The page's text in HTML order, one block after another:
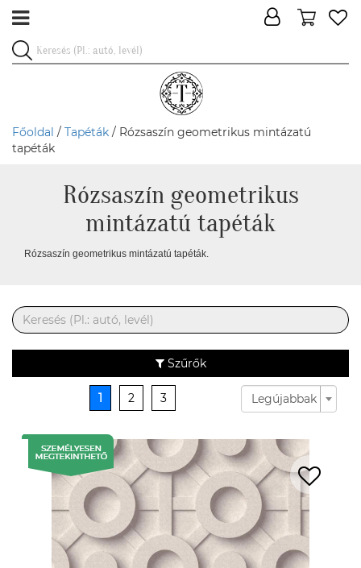
Főoldal / Tapéták / Rózsaszín geometrikus mintázatú
tapéták
Rózsaszín geometrikus
mintázatú tapéták
Rózsaszín geometrikus mintázatú tapéták.
Szűrők
1 2 3 Legújabbak